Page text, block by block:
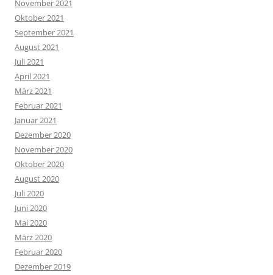
November 2021
Oktober 2021
September 2021
August 2021
Juli 2021
April 2021
März 2021
Februar 2021
Januar 2021
Dezember 2020
November 2020
Oktober 2020
August 2020
Juli 2020
Juni 2020
Mai 2020
März 2020
Februar 2020
Dezember 2019